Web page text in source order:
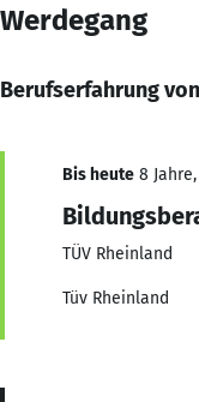
Werdegang
Berufserfahrung
Bis heute 8
TÜV Rheinland
Tüv Rheinland